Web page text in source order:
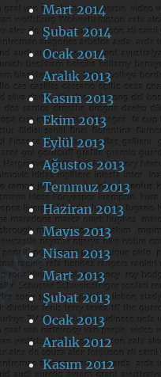
Mart 2014
Şubat 2014
Ocak 2014
Aralık 2013
Kasım 2013
Ekim 2013
Eylül 2013
Ağustos 2013
Temmuz 2013
Haziran 2013
Mayıs 2013
Nisan 2013
Mart 2013
Şubat 2013
Ocak 2013
Aralık 2012
Kasım 2012